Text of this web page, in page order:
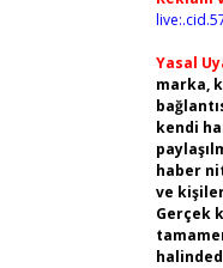
Yasal
marka,
kendi
haber
ve
Gerçek